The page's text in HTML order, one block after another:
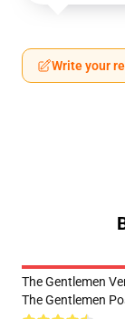
Write your
The Gentlemen
The Gentlemen